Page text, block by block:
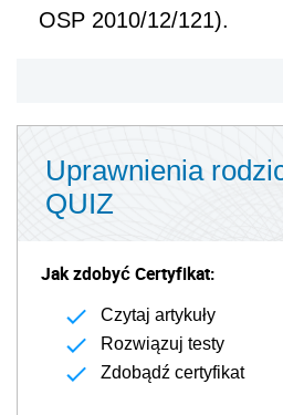
OSP 2010/12/121).
Uprawnienia
QUIZ
Jak zdobyć Certyfikat:
Czytaj artykuły
Rozwiązuj testy
Zdobądź certyfikat